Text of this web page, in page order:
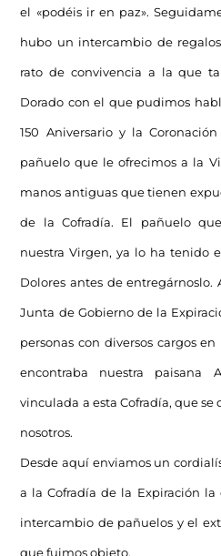
el «podéis ir en paz».
hubo un intercambio de
rato de convivencia a la que
Dorado con el que pudimos
150 Aniversario y la
pañuelo que le ofrecimos a la
manos antiguas que tienen
de la Cofradía. El pañuelo
nuestra Virgen, ya lo ha tenido
Dolores antes de entregárnoslo.
Junta de Gobierno de la
personas con diversos cargos
encontraba nuestra paisana
vinculada a esta Cofradía, que
nosotros.
Desde aquí enviamos un
a la Cofradía de la Expiración
intercambio de pañuelos y el
que fuimos objeto.